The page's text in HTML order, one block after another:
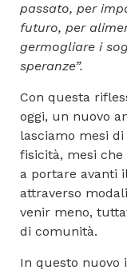
passato, per
futuro, per
germogliare i
speranze”.
Con questa
oggi, un nuovo
lasciamo mesi
fisicità, mesi che
a portare avanti
attraverso
venir meno,
di comunità.
In questo nuovo